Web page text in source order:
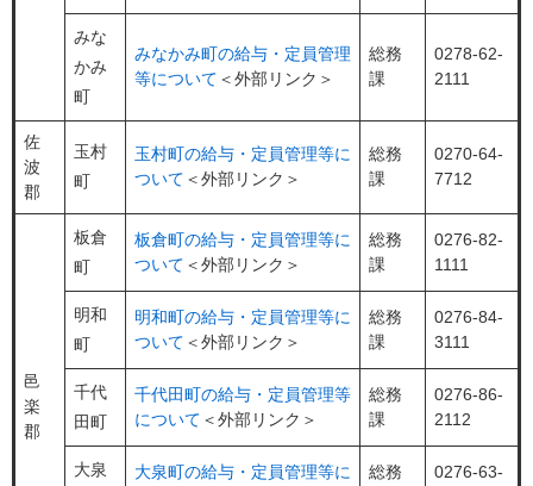
みな
かみ
町
みなかみ町の給与・定員管理
等について ＜外部リンク＞
総務
課
0278-62-
2111
佐
波
郡
玉村
町
玉村町の給与・定員管理等に
ついて ＜外部リンク＞
総務
課
0270-64-
7712
邑
楽
郡
板倉
町
板倉町の給与・定員管理等に
ついて ＜外部リンク＞
総務
課
0276-82-
1111
明和
町
明和町の給与・定員管理等に
ついて ＜外部リンク＞
総務
課
0276-84-
3111
千代
田町
千代田町の給与・定員管理等
について ＜外部リンク＞
総務
課
0276-86-
2112
大泉
大泉町の給与・定員管理等に
総務
0276-63-